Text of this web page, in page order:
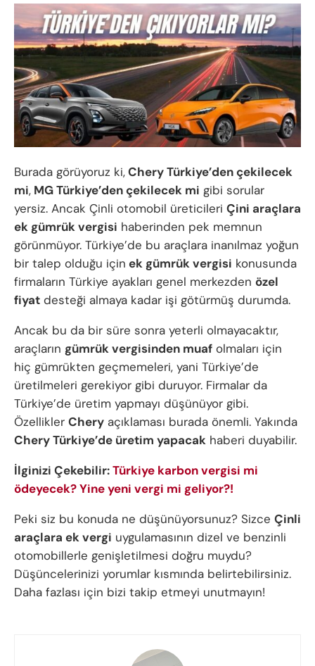
Burada görüyoruz ki,Chery Türkiye’den çekilecek
mi, MG Türkiye’den çekilecek mi gibi sorular
yersiz. Ancak Çinli otomobil üreticileri Çini araçlara
ek gümrük vergisi haberinden pek memnun
görünmüyor. Türkiye’de bu araçlara inanılmaz yoğun
bir talep olduğu için ek gümrük vergisi konusunda
firmaların Türkiye ayakları genel merkezden özel
fiyat desteği almaya kadar işi götürmüş durumda.
Ancak bu da bir süre sonra yeterli olmayacaktır,
araçların gümrük vergisinden muaf olmaları için
hiç gümrükten geçmemeleri, yani Türkiye’de
üretilmeleri gerekiyor gibi duruyor. Firmalar da
Türkiye’de üretim yapmayı düşünüyor gibi.
Özellikler Chery açıklaması burada önemli. Yakında
Chery Türkiye’de üretim yapacak haberi duyabilir.
İlginizi Çekebilir:Türkiye karbon vergisi mi
ödeyecek? Yine yeni vergi mi geliyor?!
Peki siz bu konuda ne düşünüyorsunuz? Sizce Çinli
araçlara ek vergi uygulamasının dizel ve benzinli
otomobillerle genişletilmesi doğru muydu?
Düşüncelerinizi yorumlar kısmında belirtebilirsiniz.
Daha fazlası için bizi takip etmeyi unutmayın!